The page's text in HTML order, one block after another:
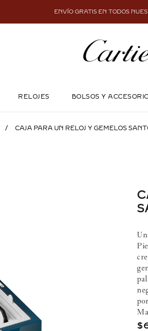
ENVÍO GRATIS EN TODOS
RELOJES BOLSOS Y
CAJA PARA UN RELOJ Y GEMELOS
$